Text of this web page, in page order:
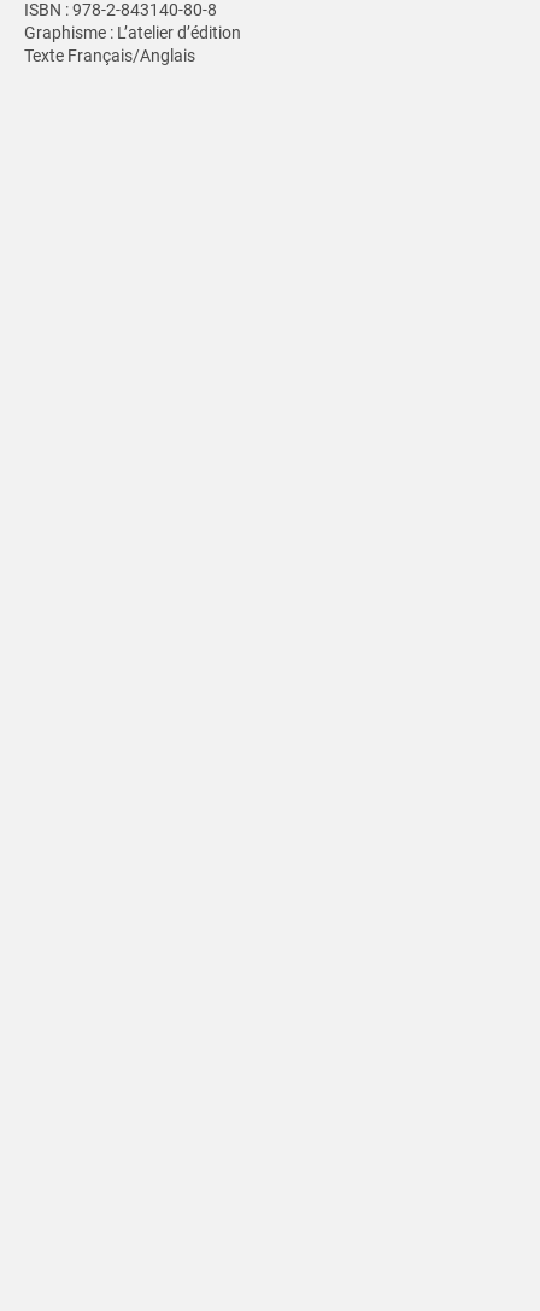
ISBN : 978-2-843140-80-8
Graphisme : L’atelier d’édition
Texte Français/Anglais